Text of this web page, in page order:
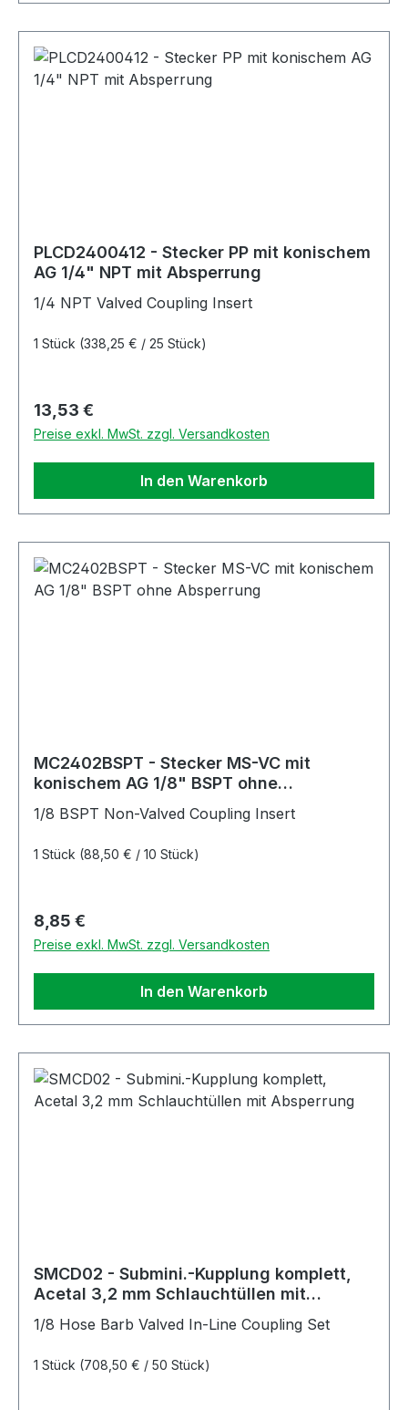
PLCD2400412 - Stecker PP mit konischem
AG 1/4" NPT mit Absperrung
1/4 NPT Valved Coupling Insert
1 Stück (338,25 € / 25 Stück)
Regulärer Preis:
13,53 €
Preise exkl. MwSt. zzgl. Versandkosten
In den Warenkorb
MC2402BSPT - Stecker MS-VC mit
konischem AG 1/8" BSPT ohne
1/8 BSPT Non-Valved Coupling Insert
1 Stück (88,50 € / 10 Stück)
Regulärer Preis:
8,85 €
Preise exkl. MwSt. zzgl. Versandkosten
In den Warenkorb
SMCD02 - Submini.-Kupplung komplett,
Acetal 3,2 mm Schlauchtüllen mit
1/8 Hose Barb Valved In-Line Coupling Set
1 Stück (708,50 € / 50 Stück)